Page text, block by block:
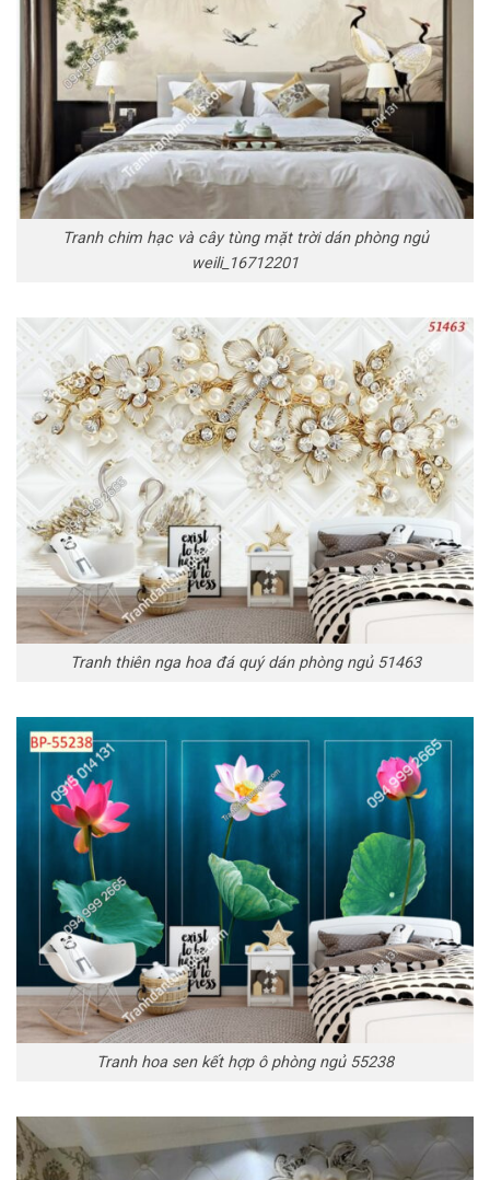
Tranh chim hạc và cây tùng mặt trời dán phòng ngủ
weili_16712201
Tranh thiên nga hoa đá quý dán phòng ngủ 51463
Tranh hoa sen kết hợp ô phòng ngủ 55238